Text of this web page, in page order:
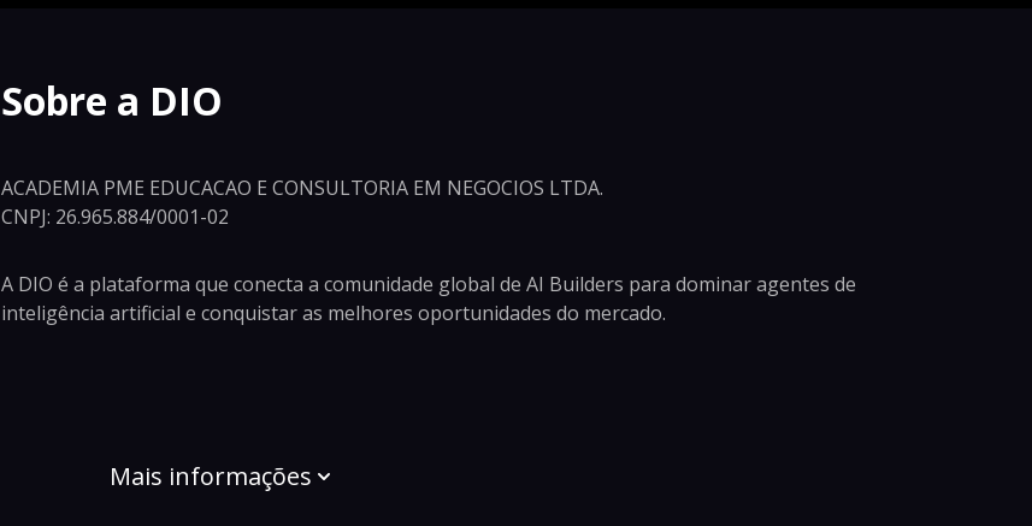
Sobre a DIO
ACADEMIA PME EDUCACAO E CONSULTORIA EM NEGOCIOS LTDA.
CNPJ: 26.965.884/0001-02
A DIO é a plataforma que conecta a comunidade global de AI Builders para dominar agentes de
inteligência artificial e conquistar as melhores oportunidades do mercado.
Mais informações